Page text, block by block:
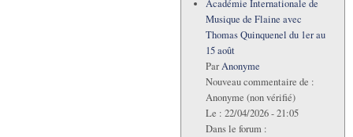
Académie Internationale de
Musique de Flaine avec
Thomas Quinquenel du 1er au
15 août
ParAnonyme
Nouveau commentaire de :
Anonyme (non vérifié)
Le : 22/04/2026 - 21:05
Dans le forum :